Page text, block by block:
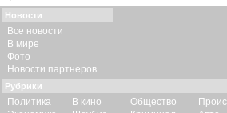
Новости
Все новости
В мире
Фото
Новости партнеров
Рубрики
Политика
В кино
Общество